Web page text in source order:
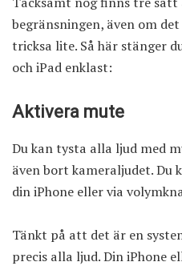
begränsningen, även om
tricksa lite. Så här stänger
och iPad enklast:
Aktivera mute
Du kan tysta alla ljud med
även bort kameraljudet. Du
din iPhone eller via
Tänkt på att det är en
precis alla ljud. Din iPhone